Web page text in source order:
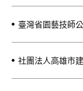
臺灣省園藝技師
社團法人高雄市